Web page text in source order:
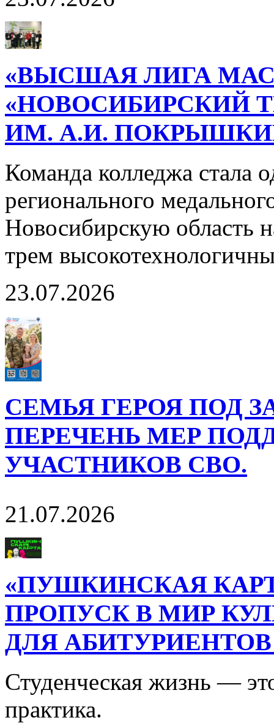
«ВЫСШАЯ ЛИГА
«НОВОСИБИРСКИЙ
ИМ. А.И.
Команда колледжа стала
регионального
Новосибирскую область
трем
23.07.2026
СЕМЬЯ ГЕРОЯ ПОД
ПЕРЕЧЕНЬ МЕР
УЧАСТНИКОВ СВО.
21.07.2026
«ПУШКИНСКАЯ
ПРОПУСК В МИР
ДЛЯ
Студенческая жизнь —
практика.